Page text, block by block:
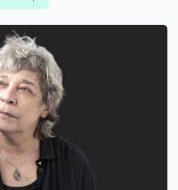
Asociativa
Ver mas